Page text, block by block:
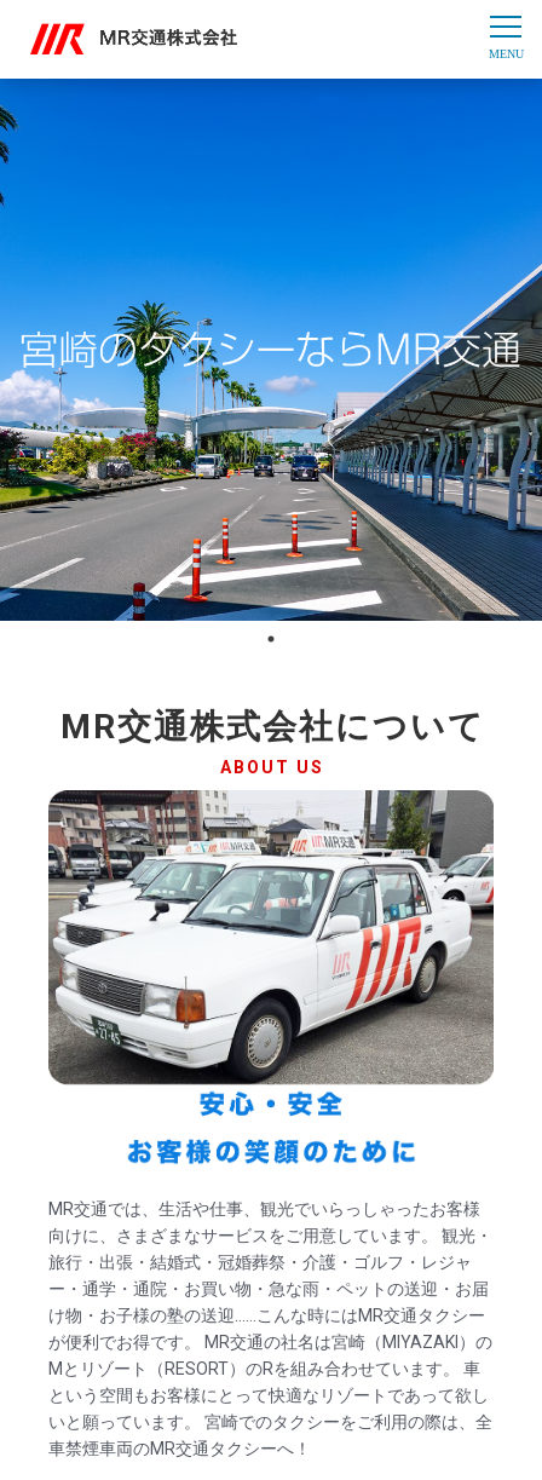
MR交通株式会社について
ABOUT US
MR交通では、生活や仕事、観光でいらっしゃったお客様
向けに、さまざまなサービスをご用意しています。 観光・
旅行・出張・結婚式・冠婚葬祭・介護・ゴルフ・レジャ
ー・通学・通院・お買い物・急な雨・ペットの送迎・お届
け物・お子様の塾の送迎……こんな時にはMR交通タクシー
が便利でお得です。 MR交通の社名は宮崎（MIYAZAKI）の
Mとリゾート（RESORT）のRを組み合わせています。 車
という空間もお客様にとって快適なリゾートであって欲し
いと願っています。 宮崎でのタクシーをご利用の際は、全
車禁煙車両のMR交通タクシーへ！